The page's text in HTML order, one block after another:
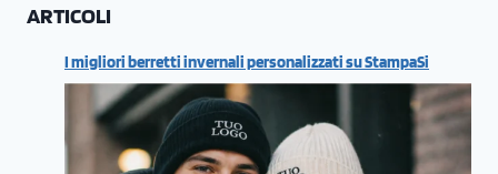
ARTICOLI
I migliori berretti invernali personalizzati su StampaSi